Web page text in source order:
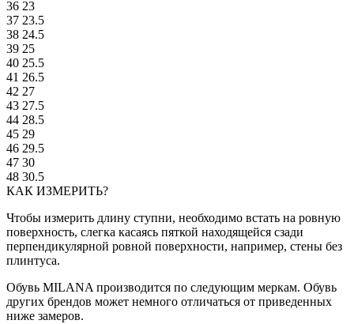
36 23
37 23.5
38 24.5
39 25
40 25.5
41 26.5
42 27
43 27.5
44 28.5
45 29
46 29.5
47 30
48 30.5
КАК ИЗМЕРИТЬ?
Чтобы измерить длину ступни, необходимо встать на ровную
поверхность, слегка касаясь пяткой находящейся сзади
перпендикулярной ровной поверхности, например, стены без
плинтуса.
Обувь MILANA производится по следующим меркам. Обувь
других брендов может немного отличаться от приведенных
ниже замеров.